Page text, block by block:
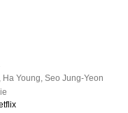
, Ha Young,Seo Jung-Yeon